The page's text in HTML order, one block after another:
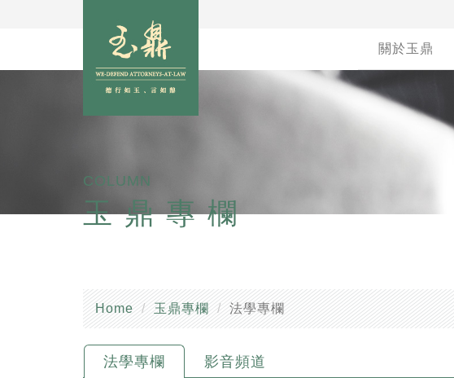
關於玉鼎
COLUMN
玉鼎專欄
Home 玉鼎專欄 法學專欄
法學專欄 影音頻道